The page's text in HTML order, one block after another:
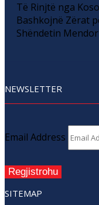
Të Rinjtë nga
Bashkojnë Zërat
Shëndetin Mendor
NEWSLETTER
Email Address
Regjistrohu
SITEMAP